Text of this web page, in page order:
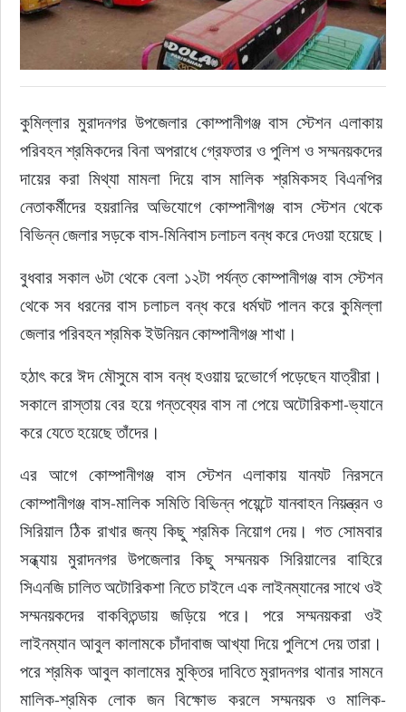
কুমিল্লার মুরাদনগর উপজেলার কোম্পানীগঞ্জ বাস স্টেশন এলাকায়
পরিবহন শ্রমিকদের বিনা অপরাধে গ্রেফতার ও পুলিশ ও সম্মনয়কদের
দায়ের করা মিথ্যা মামলা দিয়ে বাস মালিক শ্রমিকসহ বিএনপির
নেতাকর্মীদের হয়রানির অভিযোগে কোম্পানীগঞ্জ বাস স্টেশন থেকে
বিভিন্ন জেলার সড়কে বাস-মিনিবাস চলাচল বন্ধ করে দেওয়া হয়েছে।
বুধবার সকাল ৬টা থেকে বেলা ১২টা পর্যন্ত কোম্পানীগঞ্জ বাস স্টেশন
থেকে সব ধরনের বাস চলাচল বন্ধ করে ধর্মঘট পালন করে কুমিল্লা
জেলার পরিবহন শ্রমিক ইউনিয়ন কোম্পানীগঞ্জ শাখা।
হঠাৎ করে ঈদ মৌসুমে বাস বন্ধ হওয়ায় দুভোর্গে পড়েছেন যাত্রীরা।
সকালে রাস্তায় বের হয়ে গন্তব্যের বাস না পেয়ে অটোরিকশা-ভ্যানে
করে যেতে হয়েছে তাঁদের।
এর আগে কোম্পানীগঞ্জ বাস স্টেশন এলাকায় যানযট নিরসনে
কোম্পানীগঞ্জ বাস-মালিক সমিতি বিভিন্ন পয়েন্টে যানবাহন নিয়ন্ত্রন ও
সিরিয়াল ঠিক রাখার জন্য কিছু শ্রমিক নিয়োগ দেয়। গত সোমবার
সন্ধ্যায় মুরাদনগর উপজেলার কিছু সম্মনয়ক সিরিয়ালের বাহিরে
সিএনজি চালিত অটোরিকশা নিতে চাইলে এক লাইনম্যানের সাথে ওই
সম্মনয়কদের বাকবিতন্ডায় জড়িয়ে পরে। পরে সম্মনয়করা ওই
লাইনম্যান আবুল কালামকে চাঁদাবাজ আখ্যা দিয়ে পুলিশে দেয় তারা।
পরে শ্রমিক আবুল কালামের মুক্তির দাবিতে মুরাদনগর থানার সামনে
মালিক-শ্রমিক লোক জন বিক্ষোভ করলে সম্মনয়ক ও মালিক-